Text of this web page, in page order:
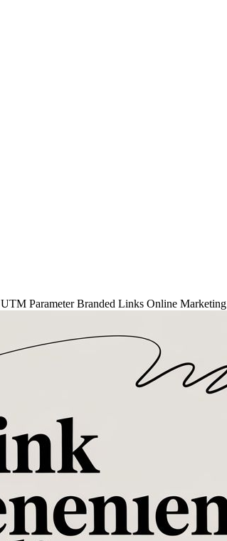
UTM Parameter Branded Links Online Marketing